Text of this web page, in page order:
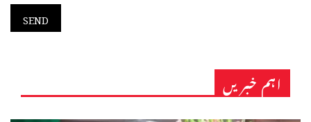
اہم خبریں